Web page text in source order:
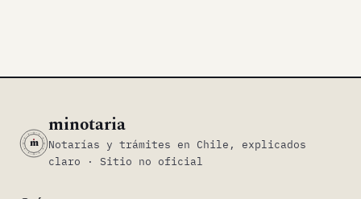
m
minotaria
Notarías y trámites en Chile, explicados
claro · Sitio no oficial